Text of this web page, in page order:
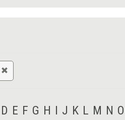
D E F G H I J K L M N O